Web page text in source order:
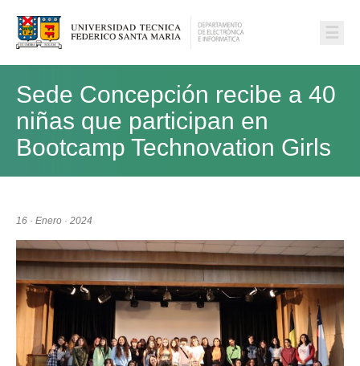
☰
Sede Concepción recibe a 40
niñas que participan en
Bootcamp Technovation Girls
16 · Enero · 2024